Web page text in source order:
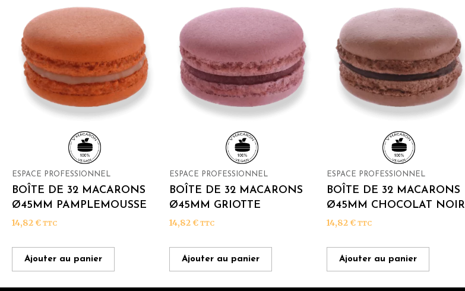
ESPACE PROFESSIONNEL
BOÎTE DE 32 MACARONS
Ø45MM PAMPLEMOUSSE
14,82 € TTC
Ajouter au panier
ESPACE PROFESSIONNEL
BOÎTE DE 32 MACARONS
Ø45MM GRIOTTE
14,82 € TTC
Ajouter au panier
ESPACE PROFESSIONNEL
BOÎTE DE 32 MACARONS
Ø45MM CHOCOLAT NOIR
14,82 € TTC
Ajouter au panier